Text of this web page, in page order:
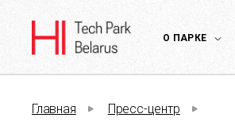
О ПАРКЕ
Главная Пресс-центр